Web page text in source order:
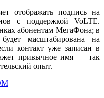
отображать подпись на
с поддержкой VoLTE.
абонентам МегаФона; в
масштабирована на
контакт уже записан в
привычное имя — так
опыт.